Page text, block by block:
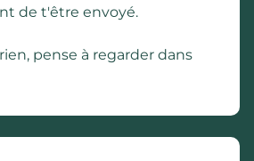
de t'être envoyé.
pense à regarder dans